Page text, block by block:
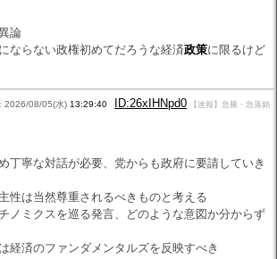
論
ならない政権初めてだろうな経済政策に限るけど
2026/08/05(水) 13:29:40 ID:26xIHNpd0
【速報】急騰・急落銘
丁寧な対話が必要、党からも政府に要請していき
性は当然尊重されるべきものと考える
ノミクスを巡る発言、どのような意図か分からず
経済のファンダメンタルズを反映すべき